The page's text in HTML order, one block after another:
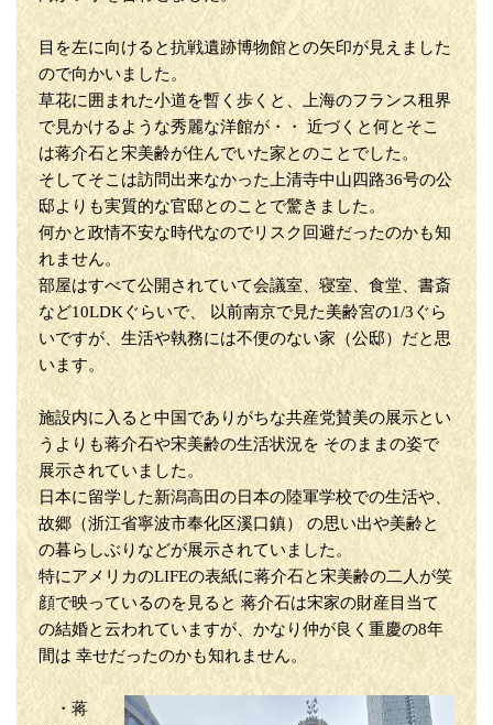
目を左に向けると抗戦遺跡博物館との矢印が見えました
ので向かいました。
草花に囲まれた小道を暫く歩くと、上海のフランス租界
で見かけるような秀麗な洋館が・・ 近づくと何とそこ
は蒋介石と宋美齢が住んでいた家とのことでした。
そしてそこは訪問出来なかった上清寺中山四路36号の公
邸よりも実質的な官邸とのことで驚きました。
何かと政情不安な時代なのでリスク回避だったのかも知
れません。
部屋はすべて公開されていて会議室、寝室、食堂、書斎
など10LDKぐらいで、 以前南京で見た美齢宮の1/3ぐら
いですが、生活や執務には不便のない家（公邸）だと思
います。
施設内に入ると中国でありがちな共産党賛美の展示とい
うよりも蒋介石や宋美齢の生活状況を そのままの姿で
展示されていました。
日本に留学した新潟高田の日本の陸軍学校での生活や、
故郷（浙江省寧波市奉化区溪口鎮） の思い出や美齢と
の暮らしぶりなどが展示されていました。
特にアメリカのLIFEの表紙に蒋介石と宋美齢の二人が笑
顔で映っているのを見ると 蒋介石は宋家の財産目当て
の結婚と云われていますが、かなり仲が良く重慶の8年
間は 幸せだったのかも知れません。
・蒋